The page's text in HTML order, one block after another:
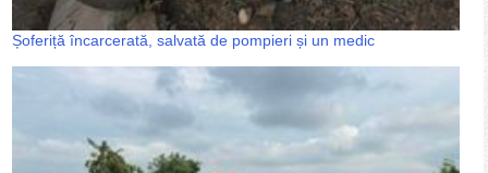
Șoferiță încarcerată, salvată de pompieri și un medic